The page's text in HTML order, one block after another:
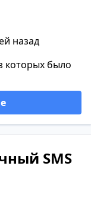
назад
которых было
SMS